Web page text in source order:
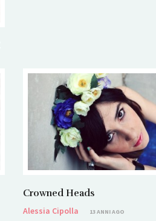
Crowned Heads
Alessia Cipolla
13 ANNI AGO